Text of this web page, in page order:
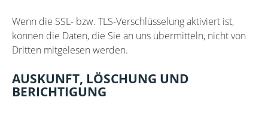
Wenn die SSL- bzw. TLS-Verschlüsselung aktiviert ist,
können die Daten, die Sie an uns übermitteln, nicht von
Dritten mitgelesen werden.
AUSKUNFT, LÖSCHUNG UND
BERICHTIGUNG